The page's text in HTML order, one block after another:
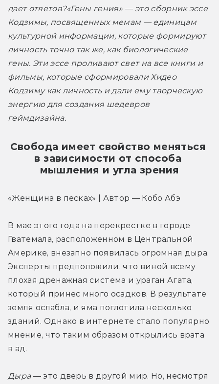
дает ответов?«Гены гения» — это сборник эссе
Кодзимы, посвященных мемам — единицам
культурной информации, которые формируют
личность точно так же, как биологические
гены. Эти эссе проливают свет на все книги и
фильмы, которые сформировали Хидео
Кодзиму как личность и дали ему творческую
энергию для создания шедевров
геймдизайна.
Свобода имеет свойство меняться
в зависимости от способа
мышления и угла зрения
«Женщина в песках» | Автор — Кобо Абэ
В мае этого года на перекрестке в городе
Гватемала, расположенном в Центральной
Америке, внезапно появилась огромная дыра.
Эксперты предположили, что виной всему
плохая дренажная система и ураган Агата,
который принес много осадков. В результате
земля ослабла, и яма поглотила несколько
зданий. Однако в интернете стало популярно
мнение, что таким образом открылись врата
в ад.
Дыра — это дверь в другой мир. Но, несмотря